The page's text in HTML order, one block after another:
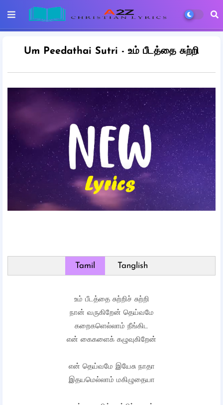
Um Peedathai Sutri - உம் பீடத்தை சுற்றி
Tamil Tanglish
உம் பீடத்தை சுற்றிச் சுற்றி
நான் வருகிறேன் தெய்வமே
கறைகளெல்லாம் நீங்கிட
என் கைகளைக் கழுவுகிறேன்
என் தெய்வமே இயேசு நாதா
இதயமெல்லாம் மகிழுதையா